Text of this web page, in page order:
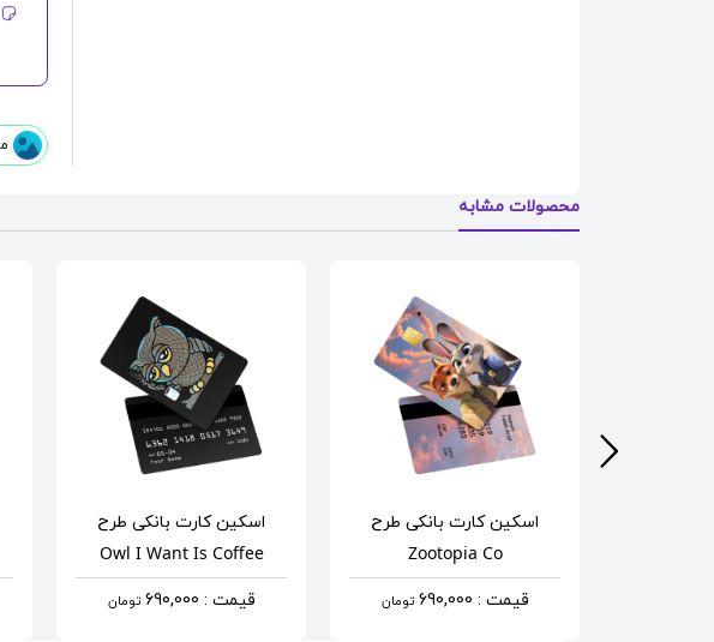
محصولات مشابه
اسکین کارت بانکی طرح
Zootopia Co
قیمت : 690,000 تومان
اسکین کارت بانکی طرح
Owl I Want Is Coffee
قیمت : 690,000 تومان